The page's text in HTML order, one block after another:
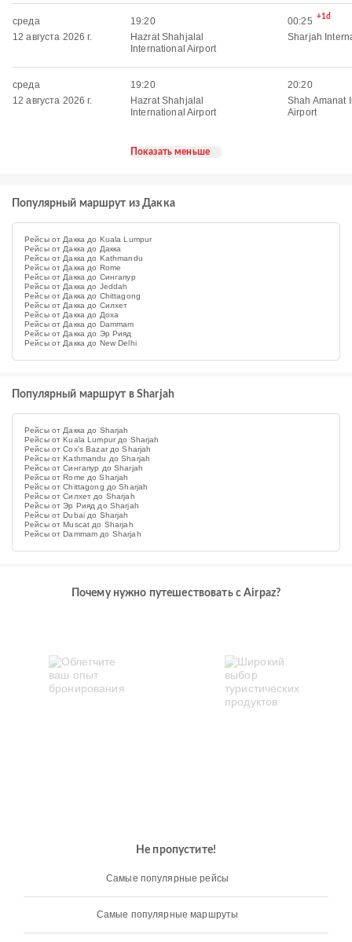
среда
12 августа 2026 г.
19:20
Hazrat Shahjalal
International Airport
00:25 +1d
Sharjah
среда
12 августа 2026 г.
19:20
Hazrat Shahjalal
International Airport
20:20
Shah Amanat
Airport
Показать меньше
Популярный маршрут из Дакка
Рейсы от Дакка до Kuala Lumpur
Рейсы от Дакка до Дакка
Рейсы от Дакка до Kathmandu
Рейсы от Дакка до Rome
Рейсы от Дакка до Сингапур
Рейсы от Дакка до Jeddah
Рейсы от Дакка до Chittagong
Рейсы от Дакка до Силхет
Рейсы от Дакка до Доха
Рейсы от Дакка до Dammam
Рейсы от Дакка до Эр Рияд
Рейсы от Дакка до New Delhi
Популярный маршрут в Sharjah
Рейсы от Дакка до Sharjah
Рейсы от Kuala Lumpur до Sharjah
Рейсы от Cox's Bazar до Sharjah
Рейсы от Kathmandu до Sharjah
Рейсы от Сингапур до Sharjah
Рейсы от Rome до Sharjah
Рейсы от Chittagong до Sharjah
Рейсы от Силхет до Sharjah
Рейсы от Эр Рияд до Sharjah
Рейсы от Dubai до Sharjah
Рейсы от Muscat до Sharjah
Рейсы от Dammam до Sharjah
Почему нужно путешествовать с Airpaz?
Не пропустите!
Самые популярные рейсы
Самые популярные маршруты